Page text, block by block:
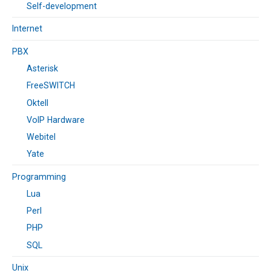
Self-development
Internet
PBX
Asterisk
FreeSWITCH
Oktell
VoIP Hardware
Webitel
Yate
Programming
Lua
Perl
PHP
SQL
Unix